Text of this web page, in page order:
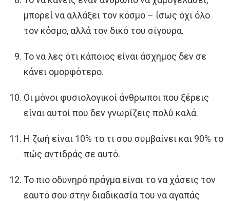
μπορεί να αλλάξει τον κόσμο – ίσως όχι όλο
τον κόσμο, αλλά τον δικό του σίγουρα.
Το να λες ότι κάποιος είναι άσχημος δεν σε
κάνει ομορφότερο.
Οι μόνοι φυσιολογικοί άνθρωποι που ξέρεις
είναι αυτοί που δεν γνωρίζεις πολύ καλά.
Η ζωή είναι 10% το τι σου συμβαίνει και 90% το
πώς αντιδράς σε αυτό.
Το πιο οδυνηρό πράγμα είναι το να χάσεις τον
εαυτό σου στην διαδικασία του να αγαπάς